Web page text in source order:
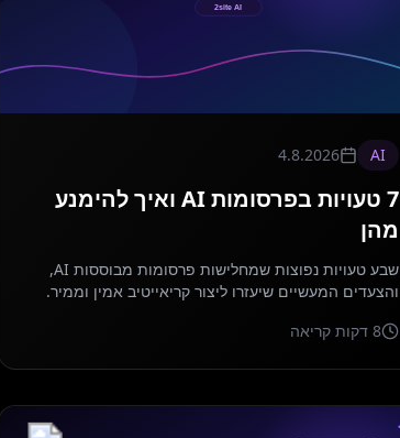
AI
4.8.2026
7 טעויות בפרסומות AI ואיך להימנע
מהן
שבע טעויות נפוצות שמחלישות פרסומות מבוססות AI,
והצעדים המעשיים שיעזרו ליצור קריאייטיב אמין וממיר.
8 דקות קריאה